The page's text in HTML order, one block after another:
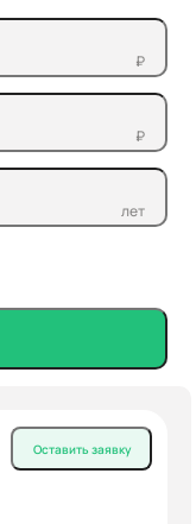
₽
₽
лет
Оставить заявку